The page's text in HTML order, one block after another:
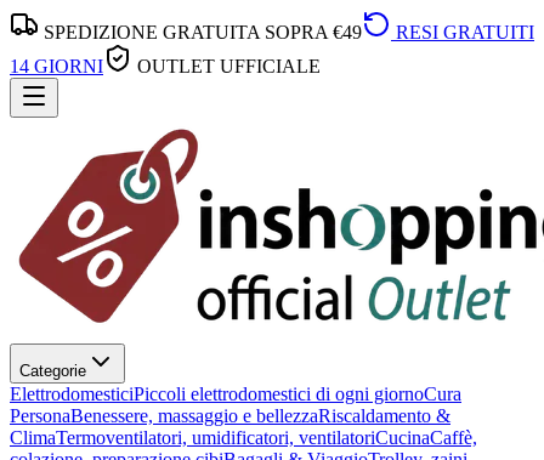
SPEDIZIONE GRATUITA SOPRA €49
RESI GRATUITI
14 GIORNI
OUTLET UFFICIALE
Categorie
ElettrodomesticiPiccoli elettrodomestici di ogni giornoCura
PersonaBenessere, massaggio e bellezzaRiscaldamento &
ClimaTermoventilatori, umidificatori, ventilatoriCucinaCaffè,